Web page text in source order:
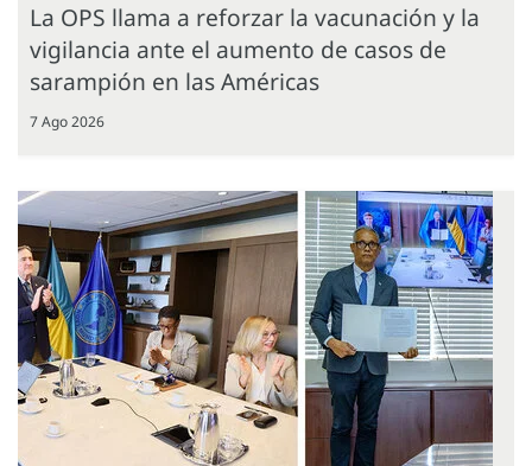
La OPS llama a reforzar la vacunación y la
vigilancia ante el aumento de casos de
sarampión en las Américas
7 Ago 2026